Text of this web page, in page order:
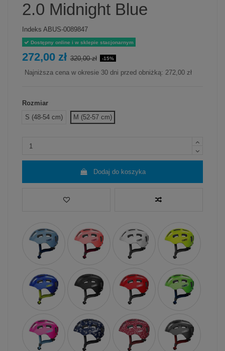
2.0 Midnight Blue
Indeks ABUS-0089847
Dostępny online i w sklepie stacjonarnym
272,00 zł 320,00 zł -15%
Najniższa cena w okresie 30 dni przed obniżką: 272,00 zł
Rozmiar
S (48-54 cm)
M (52-57 cm)
Dodaj do koszyka